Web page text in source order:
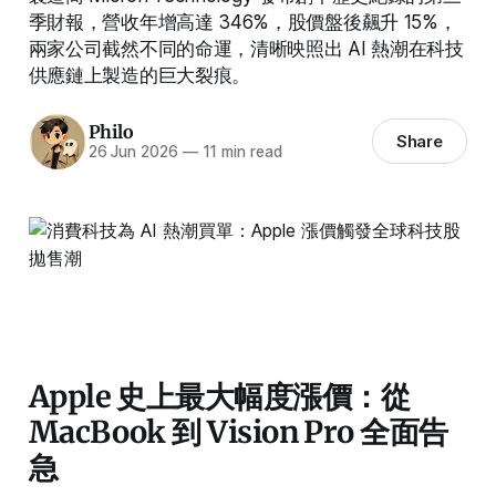
季財報，營收年增高達 346%，股價盤後飆升 15%，
兩家公司截然不同的命運，清晰映照出 AI 熱潮在科技
供應鏈上製造的巨大裂痕。
Philo
26 Jun 2026 —11 min read Share
Apple 史上最大幅度漲價：從
MacBook 到 Vision Pro 全面告
急